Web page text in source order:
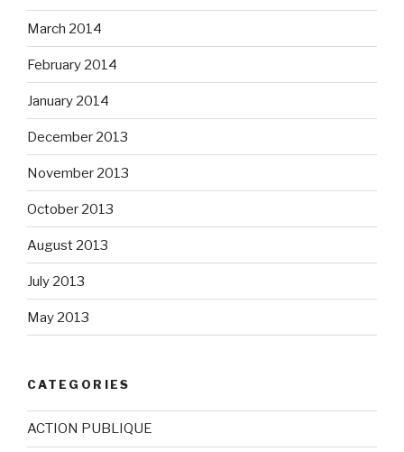
March 2014
February 2014
January 2014
December 2013
November 2013
October 2013
August 2013
July 2013
May 2013
CATEGORIES
ACTION PUBLIQUE